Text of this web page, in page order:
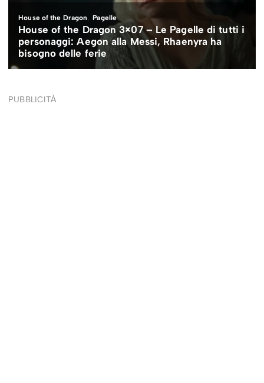
PUBBLICITÀ